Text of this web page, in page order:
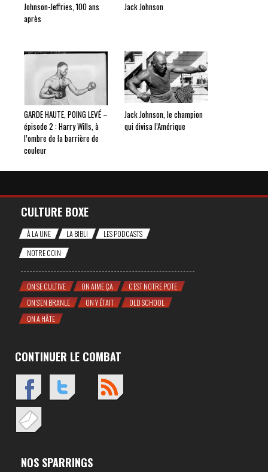
Johnson-Jeffries, 100 ans
après
Jack Johnson
GARDE HAUTE, POING LEVÉ –
épisode 2 : Harry Wills, à
l’ombre de la barrière de
couleur
Jack Johnson, le champion
qui divisa l’Amérique
CULTURE BOXE
À LA UNE LA BIBLI
LES PODCASTS
NOTRE COIN
ON SE CULTIVE ON AIME ÇA
C'EST NOTRE POTE
ON S'EN BRANLE
ON Y ÉTAIT
OLD SCHOOL
ON A HÂTE
CONTINUER LE COMBAT
NOS SPARRINGS